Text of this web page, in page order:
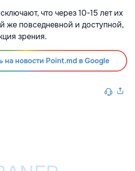
что через 10-15 лет их
же повседневной и доступной,
зрения.
на новости Point.md в Google